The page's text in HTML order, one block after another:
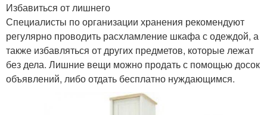
Избавиться от лишнего
Специалисты по организации хранения рекомендуют
регулярно проводить расхламление шкафа с одеждой, а
также избавляться от других предметов, которые лежат
без дела. Лишние вещи можно продать с помощью досок
объявлений, либо отдать бесплатно нуждающимся.